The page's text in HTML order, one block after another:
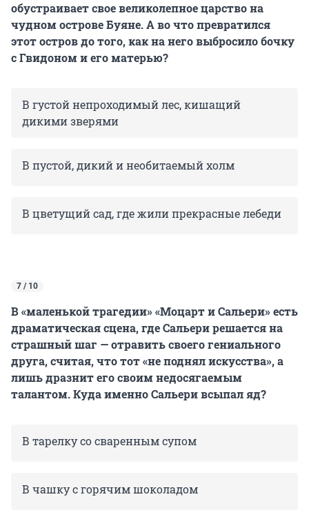
обустраивает свое великолепное царство на
чудном острове Буяне. А во что превратился
этот остров до того, как на него выбросило бочку
с Гвидоном и его матерью?
В густой непроходимый лес, кишащий
дикими зверями
В пустой, дикий и необитаемый холм
В цветущий сад, где жили прекрасные лебеди
7 / 10
В «маленькой трагедии» «Моцарт и Сальери» есть
драматическая сцена, где Сальери решается на
страшный шаг — отравить своего гениального
друга, считая, что тот «не поднял искусства», а
лишь дразнит его своим недосягаемым
талантом. Куда именно Сальери всыпал яд?
В тарелку со сваренным супом
В чашку с горячим шоколадом